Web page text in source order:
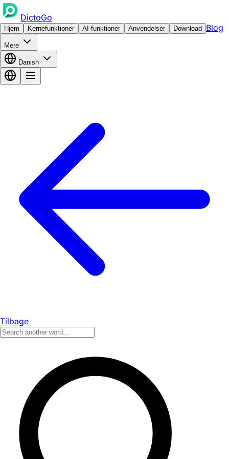
DictoGo
Hjem Kernefunktioner AI-funktioner Anvendelser Download Blog
Mere
Danish
Tilbage